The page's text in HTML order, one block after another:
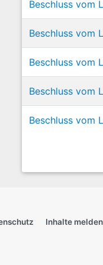
Beschluss vom
Beschluss vom
Beschluss vom
Beschluss vom
Beschluss vom
Inhalte melden